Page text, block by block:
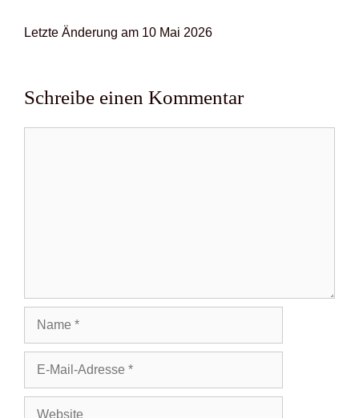
Letz­te Ände­rung am 10 Mai 2026
Schreibe einen Kommentar
Adresse